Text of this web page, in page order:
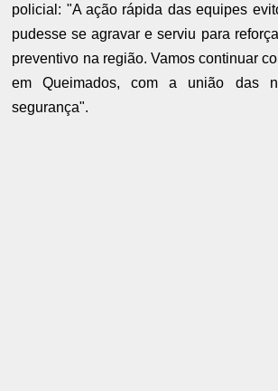
policial: "A ação rápida das equipes
pudesse se agravar e serviu para
preventivo na região. Vamos continuar
em Queimados, com a união das
segurança".